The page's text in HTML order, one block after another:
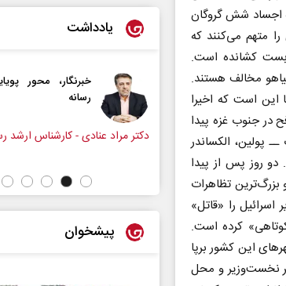
اجساد شش گروگان
را متهم می‌کنند که
کشانده است.
مخالف هستند.
این است که اخیرا
در جنوب غزه پیدا
پولین، الکساندر
دو روز پس از پیدا
تظاهرات
را «قاتل»
کرده است.
این کشور برپا
نخست‌وزیر و محل
یادداشت
خبرنگار، محور پویایی و اعتبار
رسانه
دکتر مراد عنادی - کارشناس ارشد رسانه
پیشخوان